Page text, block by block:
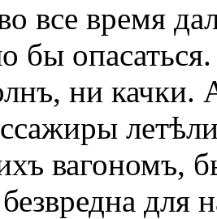
все время
бы
ни качки.
вагономъ,
для